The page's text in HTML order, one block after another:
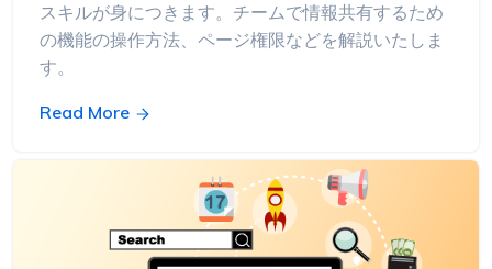
スキルが身につきます。チームで情報共有するため
の機能の操作方法、ページ権限などを解説いたしま
す。
Read More